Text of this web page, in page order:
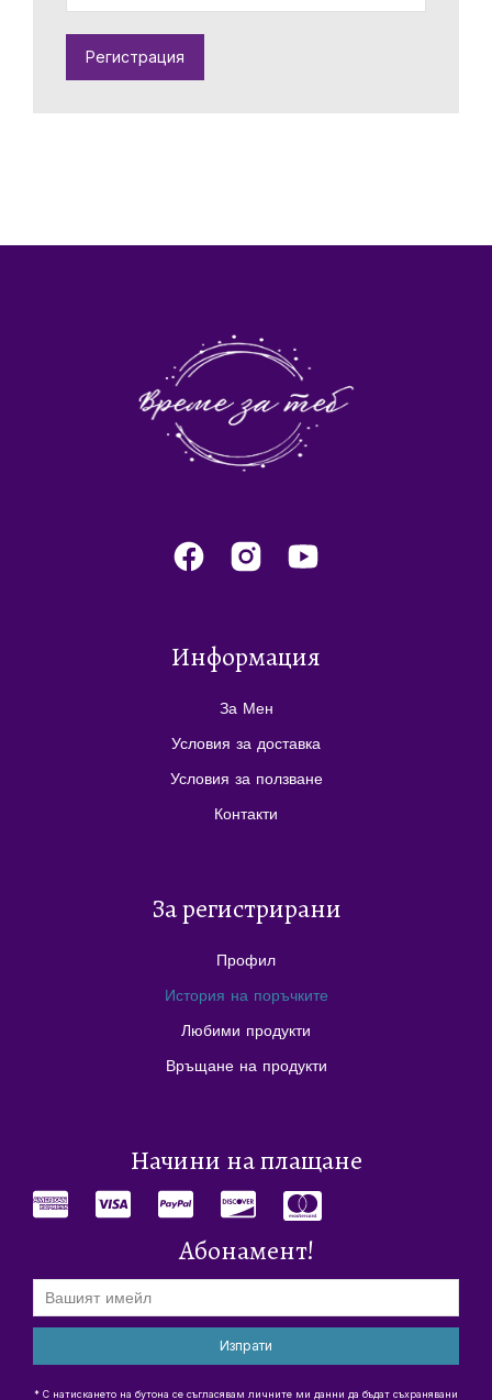
Регистрация
Информация
За Мен
Условия за доставка
Условия за ползване
Контакти
За регистрирани
Профил
История на поръчките
Любими продукти
Връщане на продукти
Начини на плащане
Абонамент!
Изпрати
* С натискането на бутона се съгласявам личните ми данни да бъдат съхранявани